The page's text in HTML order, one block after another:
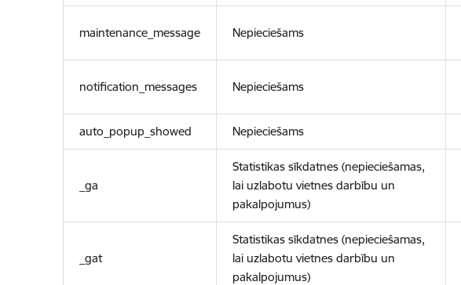
maintenance_message Nepieciešams
notification_messages Nepieciešams
auto_popup_showed Nepieciešams
_ga
Statistikas sīkdatnes (nepieciešamas,
lai uzlabotu vietnes darbību un
pakalpojumus)
_gat
Statistikas sīkdatnes (nepieciešamas,
lai uzlabotu vietnes darbību un
pakalpojumus)